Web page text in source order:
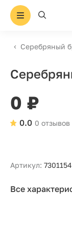
Серебряный
0 ₽
0 отзывов
0.0
Артикул:
Все